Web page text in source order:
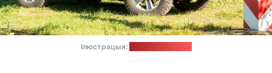
Ілюстрацыя: